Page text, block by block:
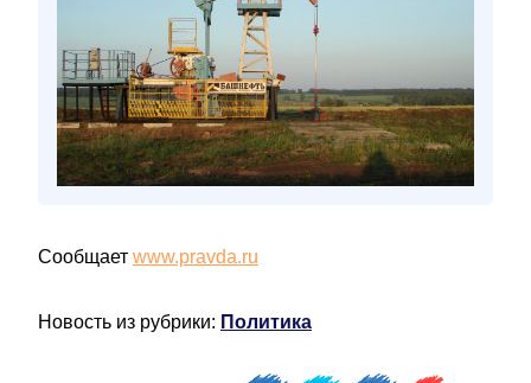
Сообщает www.pravda.ru
Новость из рубрики: Политика